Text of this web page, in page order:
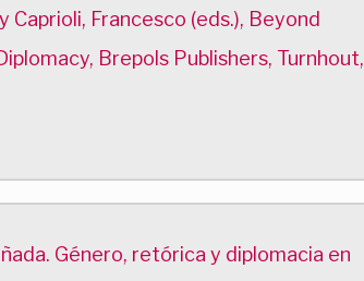
Francesco (eds.), Beyond
Brepols Publishers, Turnhout,
Género, retórica y diplomacia en